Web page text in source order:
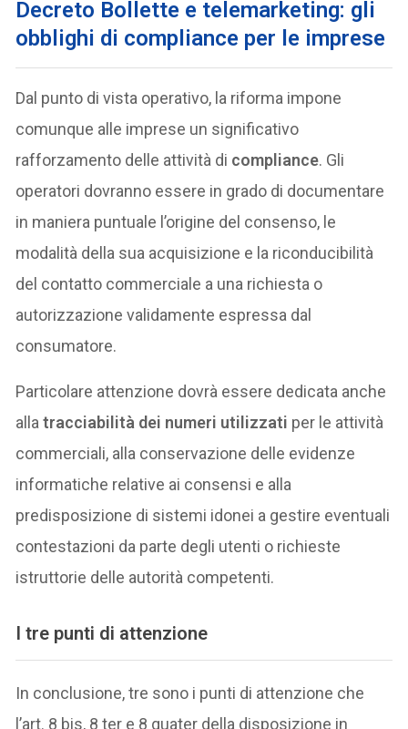
Decreto Bollette e telemarketing: gli
obblighi di compliance per le imprese
Dal punto di vista operativo, la riforma impone
comunque alle imprese un significativo
rafforzamento delle attività di compliance. Gli
operatori dovranno essere in grado di documentare
in maniera puntuale l’origine del consenso, le
modalità della sua acquisizione e la riconducibilità
del contatto commerciale a una richiesta o
autorizzazione validamente espressa dal
consumatore.
Particolare attenzione dovrà essere dedicata anche
allatracciabilità dei numeri utilizzati per le attività
commerciali, alla conservazione delle evidenze
informatiche relative ai consensi e alla
predisposizione di sistemi idonei a gestire eventuali
contestazioni da parte degli utenti o richieste
istruttorie delle autorità competenti.
I tre punti di attenzione
In conclusione, tre sono i punti di attenzione che
l’art. 8 bis, 8 ter e 8 quater della disposizione in